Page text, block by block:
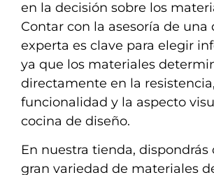
en la decisión sobre los
Contar con la asesoría de una
experta es clave para elegir
ya que los materiales
directamente en la
funcionalidad y la aspecto
cocina de diseño.
En nuestra tienda, dispondrás
gran variedad de materiales